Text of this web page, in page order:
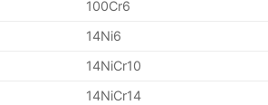
100Cr6
14Ni6
14NiCr10
14NiCr14